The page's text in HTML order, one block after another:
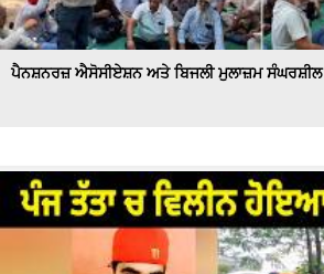
ਪੈਨਸ਼ਨਰਜ਼ ਐਸੋਸੀਏਸ਼ਨ ਅਤੇ ਬਿਜਲੀ ਮੁਲਾਜ਼ਮ ਸੰਘਰਸ਼ੀਲ